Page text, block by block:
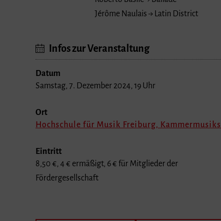
Jérôme Naulais → Latin District
Infos zur Veranstaltung
Datum
Samstag, 7. Dezember 2024, 19 Uhr
Ort
Hochschule für Musik Freiburg,
Eintritt
8,50 €, 4 € ermäßigt, 6 € für Mitglieder der
Fördergesellschaft